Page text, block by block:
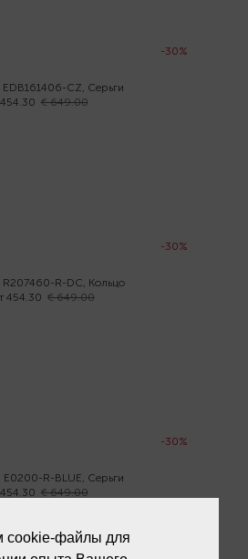
-30%
EDB161406-CZ, Серьги
454.30 € 649.00
-30%
R207460-R-DC, Кольцо
454.30 € 649.00
-30%
E0200-R-BLUE, Серьги
454.30 € 649.00
cookie-файлы для